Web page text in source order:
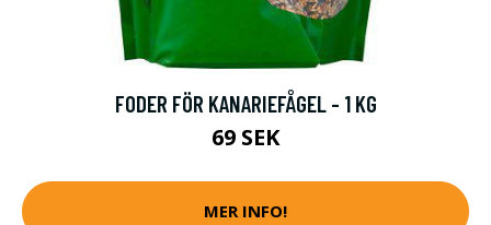
FODER FÖR KANARIEFÅGEL - 1 KG
69 SEK
MER INFO!